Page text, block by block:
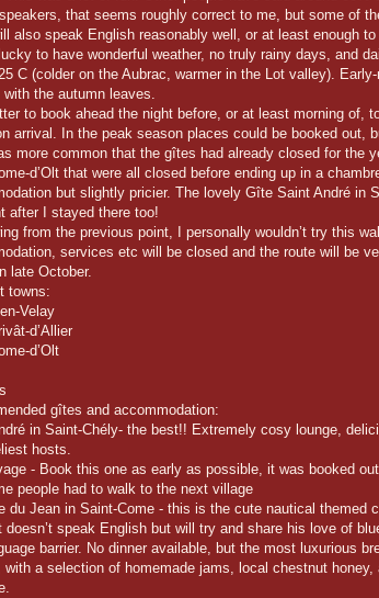
that seems roughly correct to me, but some of
also speak English reasonably well, or at least enough
to have wonderful weather, no truly rainy days, and
C (colder on the Aubrac, warmer in the Lot valley).
the autumn leaves.
to book ahead the night before, or at least morning of,
arrival. In the peak season places could be booked out,
more common that the gîtes had already closed for the
d’Olt that were all closed before ending up in a
but slightly pricier. The lovely Gîte Saint André in
after I stayed there too!
from the previous point, I personally wouldn’t try this
services etc will be closed and the route will be
late October.
towns:
Velay
d’Allier
d’Olt
gîtes and accommodation:
in Saint-Chély- the best!! Extremely cosy lounge,
hosts.
- Book this one as early as possible, it was booked
people had to walk to the next village
du Jean in Saint-Come - this is the cute nautical themed
doesn’t speak English but will try and share his love of
barrier. No dinner available, but the most luxurious
with a selection of homemade jams, local chestnut